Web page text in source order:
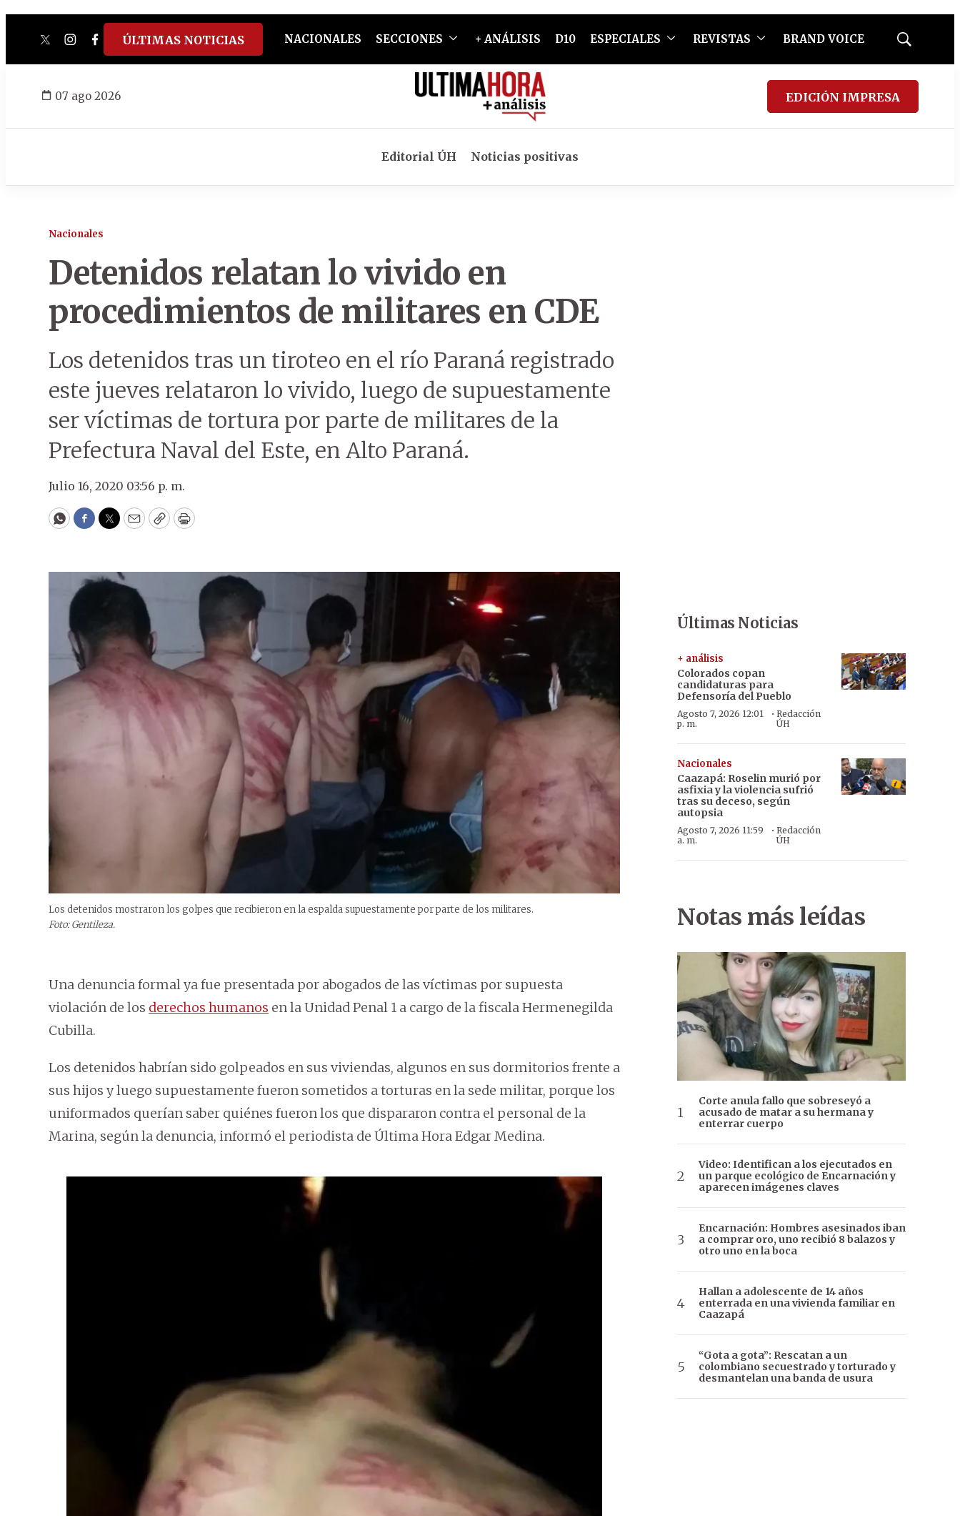
twitterinstagram
facebook
tiktokyoutube
spotify
ÚLTIMAS NOTICIAS NACIONALES SECCIONES + ANÁLISIS D10 ESPECIALES REVISTAS BRAND VOICE
Mostrar
07 ago 2026 EDICIÓN IMPRESA
Editorial ÚH Noticias positivas
Nacionales
Detenidos relatan lo vivido en
procedimientos de militares en CDE
Los detenidos tras un tiroteo en el río Paraná registrado
este jueves relataron lo vivido, luego de supuestamente
ser víctimas de tortura por parte de militares de la
Prefectura Naval del Este, en Alto Paraná.
Julio 16, 2020 03:56 p. m.
WhatsApp
Facebook
Twitter
EmailCopyPrint
Los detenidos mostraron los golpes que recibieron en la espalda supuestamente por parte de los militares.
Foto: Gentileza.
Una denuncia formal ya fue presentada por abogados de las víctimas por supuesta
violación de los derechos humanos en la Unidad Penal 1 a cargo de la fiscala Hermenegilda
Cubilla.
Los detenidos habrían sido golpeados en sus viviendas, algunos en sus dormitorios frente a
sus hijos y luego supuestamente fueron sometidos a torturas en la sede militar, porque los
uniformados querían saber quiénes fueron los que dispararon contra el personal de la
Marina, según la denuncia, informó el periodista de Última Hora Edgar Medina.
Últimas Noticias
+ análisis
Colorados copan
candidaturas para
Defensoría del Pueblo
Agosto 7, 2026 12:01
p. m.
· Redacción
ÚH
Nacionales
Caazapá: Roselin murió por
asfixia y la violencia sufrió
tras su deceso, según
autopsia
Agosto 7, 2026 11:59
a. m.
· Redacción
ÚH
Notas más leídas
Corte anula fallo que sobreseyó a
acusado de matar a su hermana y
enterrar cuerpo
Video: Identifican a los ejecutados en
un parque ecológico de Encarnación y
aparecen imágenes claves
Encarnación: Hombres asesinados iban
a comprar oro, uno recibió 8 balazos y
otro uno en la boca
Hallan a adolescente de 14 años
enterrada en una vivienda familiar en
Caazapá
“Gota a gota”: Rescatan a un
colombiano secuestrado y torturado y
desmantelan una banda de usura